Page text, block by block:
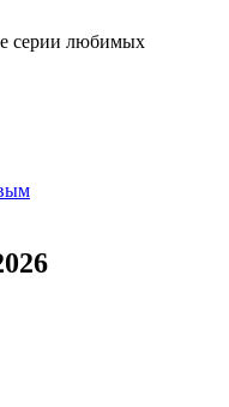
серии любимых